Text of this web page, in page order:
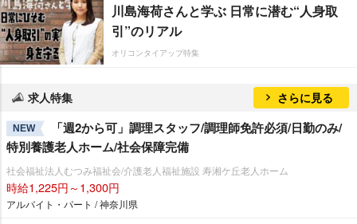
川島海荷さんと学ぶ 日常に潜む“人身取
引”のリアル
オリコンタイアップ特集
求人特集 さらに見る
NEW
「週2から可」調理スタッフ/調理師免許必須/日勤のみ/
特別養護老人ホーム/社会保障完備
社会福祉法人むつみ福祉会/介護老人福祉施設 寿湘ケ丘老人ホーム
時給1,225円～1,300円
アルバイト・パート / 神奈川県